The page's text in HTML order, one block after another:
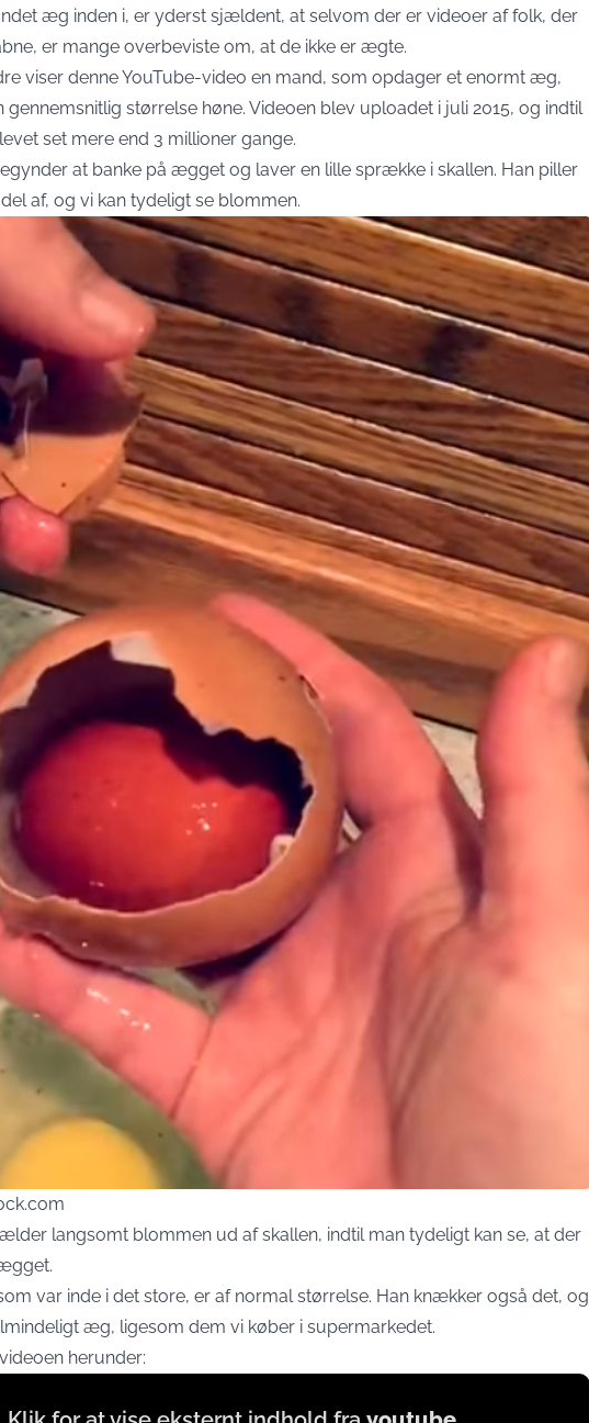
æg inden i, er yderst sjældent, at selvom der er videoer af folk, der
er mange overbeviste om, at de ikke er ægte.
viser denne YouTube-video en mand, som opdager et enormt æg,
gennemsnitlig størrelse høne. Videoen blev uploadet i juli 2015, og indtil
set mere end 3 millioner gange.
at banke på ægget og laver en lille sprække i skallen. Han piller
af, og vi kan tydeligt se blommen.
langsomt blommen ud af skallen, indtil man tydeligt kan se, at der
var inde i det store, er af normal størrelse. Han knækker også det, og
æg, ligesom dem vi køber i supermarkedet.
herunder: